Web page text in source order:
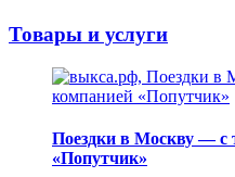
Товары и услуги
Поездки в Москву — с
«Попутчик»